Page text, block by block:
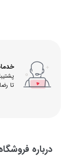
تا
درباره